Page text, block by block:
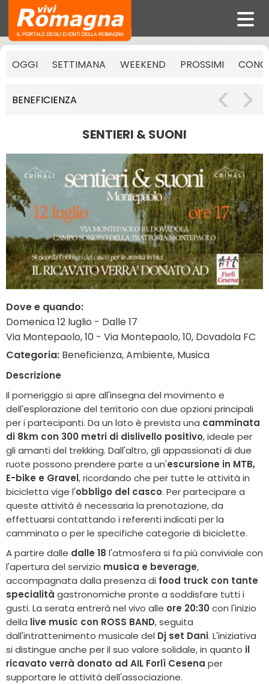
OGGI SETTIMANA WEEKEND PROSSIMI
BENEFICIENZA
SENTIERI & SUONI
Dove e quando:
Domenica 12 luglio - Dalle 17
Via Montepaolo, 10 - Via Montepaolo, 10, Dovadola FC
Categoria: Beneficienza, Ambiente, Musica
Descrizione
Il pomeriggio si apre all'insegna del movimento e
dell'esplorazione del territorio con due opzioni principali
per i partecipanti. Da un lato è prevista una camminata
di 8km con 300 metri di dislivello positivo, ideale per
gli amanti del trekking. Dall'altro, gli appassionati di due
ruote possono prendere parte a un'escursione in MTB,
E-bike e Gravel, ricordando che per tutte le attività in
bicicletta vige l'obbligo del casco. Per partecipare a
queste attività è necessaria la prenotazione, da
effettuarsi contattando i referenti indicati per la
camminata o per le specifiche categorie di biciclette.
A partire dalle dalle 18 l'atmosfera si fa più conviviale con
l'apertura del servizio musica e beverage,
accompagnata dalla presenza di food truck con tante
specialità gastronomiche pronte a soddisfare tutti i
gusti. La serata entrerà nel vivo alle ore 20:30con l'inizio
della live music con ROSS BAND, seguita
dall'intrattenimento musicale del Dj set Dani. L'iniziativa
si distingue anche per il suo valore solidale, in quanto il
ricavato verrà donato ad AIL Forlì Cesena per
supportare le attività dell'associazione.